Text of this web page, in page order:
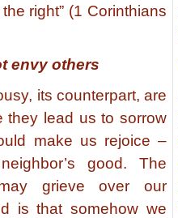
right” (1 Corinthians
envy others
its counterpart, are
they lead us to sorrow
make us rejoice –
good. The
grieve over our
is that somehow we